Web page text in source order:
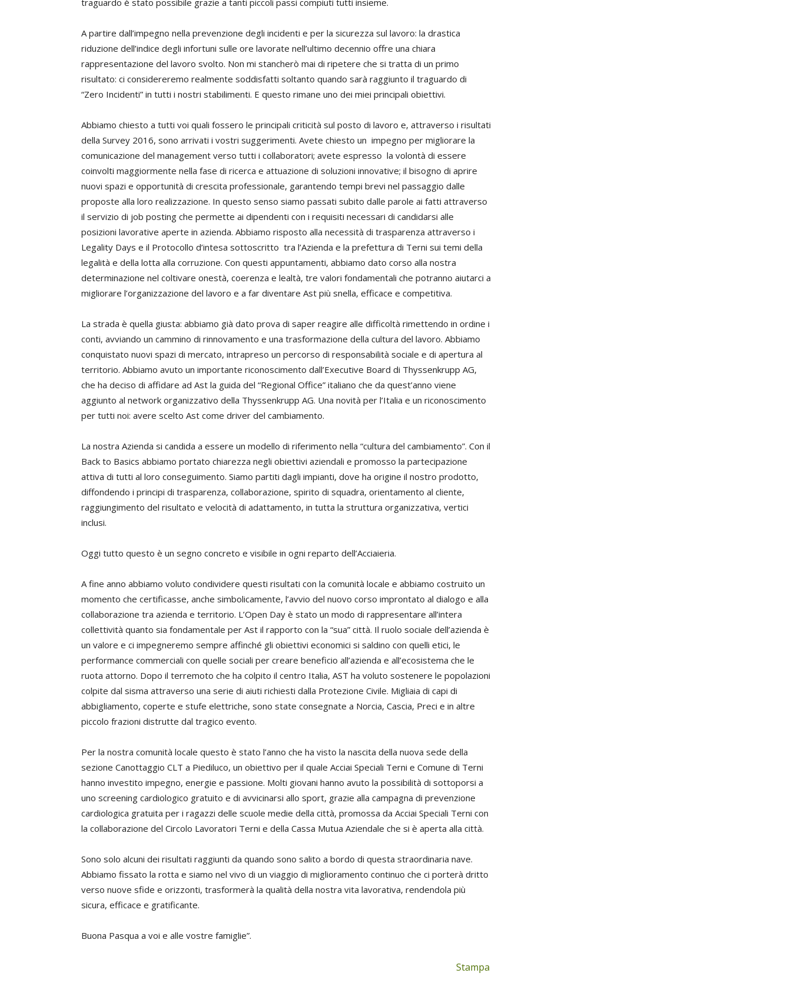
traguardo è stato possibile grazie a tanti piccoli passi compiuti tutti insieme.
A partire dall’impegno nella prevenzione degli incidenti e per la sicurezza sul lavoro: la drastica
riduzione dell’indice degli infortuni sulle ore lavorate nell’ultimo decennio offre una chiara
rappresentazione del lavoro svolto. Non mi stancherò mai di ripetere che si tratta di un primo
risultato: ci considereremo realmente soddisfatti soltanto quando sarà raggiunto il traguardo di
“Zero Incidenti” in tutti i nostri stabilimenti. E questo rimane uno dei miei principali obiettivi.
Abbiamo chiesto a tutti voi quali fossero le principali criticità sul posto di lavoro e, attraverso i risultati
della Survey 2016, sono arrivati i vostri suggerimenti. Avete chiesto un impegno per migliorare la
comunicazione del management verso tutti i collaboratori; avete espresso la volontà di essere
coinvolti maggiormente nella fase di ricerca e attuazione di soluzioni innovative; il bisogno di aprire
nuovi spazi e opportunità di crescita professionale, garantendo tempi brevi nel passaggio dalle
proposte alla loro realizzazione. In questo senso siamo passati subito dalle parole ai fatti attraverso
il servizio di job posting che permette ai dipendenti con i requisiti necessari di candidarsi alle
posizioni lavorative aperte in azienda. Abbiamo risposto alla necessità di trasparenza attraverso i
Legality Days e il Protocollo d’intesa sottoscritto tra l’Azienda e la prefettura di Terni sui temi della
legalità e della lotta alla corruzione. Con questi appuntamenti, abbiamo dato corso alla nostra
determinazione nel coltivare onestà, coerenza e lealtà, tre valori fondamentali che potranno aiutarci a
migliorare l’organizzazione del lavoro e a far diventare Ast più snella, efficace e competitiva.
La strada è quella giusta: abbiamo già dato prova di saper reagire alle difficoltà rimettendo in ordine i
conti, avviando un cammino di rinnovamento e una trasformazione della cultura del lavoro. Abbiamo
conquistato nuovi spazi di mercato, intrapreso un percorso di responsabilità sociale e di apertura al
territorio. Abbiamo avuto un importante riconoscimento dall’Executive Board di Thyssenkrupp AG,
che ha deciso di affidare ad Ast la guida del “Regional Office” italiano che da quest’anno viene
aggiunto al network organizzativo della Thyssenkrupp AG. Una novità per l’Italia e un riconoscimento
per tutti noi: avere scelto Ast come driver del cambiamento.
La nostra Azienda si candida a essere un modello di riferimento nella “cultura del cambiamento”. Con il
Back to Basics abbiamo portato chiarezza negli obiettivi aziendali e promosso la partecipazione
attiva di tutti al loro conseguimento. Siamo partiti dagli impianti, dove ha origine il nostro prodotto,
diffondendo i principi di trasparenza, collaborazione, spirito di squadra, orientamento al cliente,
raggiungimento del risultato e velocità di adattamento, in tutta la struttura organizzativa, vertici
inclusi.
Oggi tutto questo è un segno concreto e visibile in ogni reparto dell’Acciaieria.
A fine anno abbiamo voluto condividere questi risultati con la comunità locale e abbiamo costruito un
momento che certificasse, anche simbolicamente, l’avvio del nuovo corso improntato al dialogo e alla
collaborazione tra azienda e territorio. L’Open Day è stato un modo di rappresentare all’intera
collettività quanto sia fondamentale per Ast il rapporto con la “sua” città. Il ruolo sociale dell’azienda è
un valore e ci impegneremo sempre affinché gli obiettivi economici si saldino con quelli etici, le
performance commerciali con quelle sociali per creare beneficio all’azienda e all’ecosistema che le
ruota attorno. Dopo il terremoto che ha colpito il centro Italia, AST ha voluto sostenere le popolazioni
colpite dal sisma attraverso una serie di aiuti richiesti dalla Protezione Civile. Migliaia di capi di
abbigliamento, coperte e stufe elettriche, sono state consegnate a Norcia, Cascia, Preci e in altre
piccolo frazioni distrutte dal tragico evento.
Per la nostra comunità locale questo è stato l’anno che ha visto la nascita della nuova sede della
sezione Canottaggio CLT a Piediluco, un obiettivo per il quale Acciai Speciali Terni e Comune di Terni
hanno investito impegno, energie e passione. Molti giovani hanno avuto la possibilità di sottoporsi a
uno screening cardiologico gratuito e di avvicinarsi allo sport, grazie alla campagna di prevenzione
cardiologica gratuita per i ragazzi delle scuole medie della città, promossa da Acciai Speciali Terni con
la collaborazione del Circolo Lavoratori Terni e della Cassa Mutua Aziendale che si è aperta alla città.
Sono solo alcuni dei risultati raggiunti da quando sono salito a bordo di questa straordinaria nave.
Abbiamo fissato la rotta e siamo nel vivo di un viaggio di miglioramento continuo che ci porterà dritto
verso nuove sfide e orizzonti, trasformerà la qualità della nostra vita lavorativa, rendendola più
sicura, efficace e gratificante.
Buona Pasqua a voi e alle vostre famiglie”.
Stampa